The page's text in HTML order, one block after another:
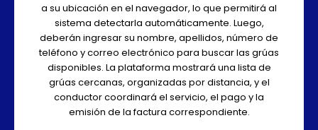
a su ubicación en el navegador, lo que permitirá al
sistema detectarla automáticamente. Luego,
deberán ingresar su nombre, apellidos, número de
teléfono y correo electrónico para buscar las grúas
disponibles. La plataforma mostrará una lista de
grúas cercanas, organizadas por distancia, y el
conductor coordinará el servicio, el pago y la
emisión de la factura correspondiente.